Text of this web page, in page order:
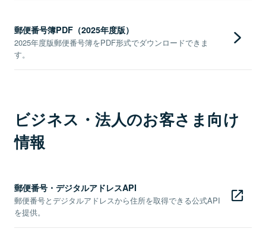
郵便番号簿PDF（2025年度版）
2025年度版郵便番号簿をPDF形式でダウンロードできま
す。
ビジネス・法人のお客さま向け
情報
郵便番号・デジタルアドレスAPI
郵便番号とデジタルアドレスから住所を取得できる公式API
を提供。